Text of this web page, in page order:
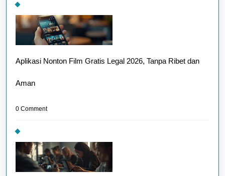
Aplikasi Nonton Film Gratis Legal 2026, Tanpa Ribet dan
Aman
0 Comment